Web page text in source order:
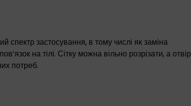
спектр застосування, в тому числі як заміна
на тілі. Сітку можна вільно розрізати, а отвір
потреб.